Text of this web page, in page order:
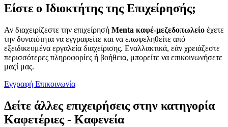
Είστε ο Ιδιοκτήτης της Επιχείρησής;
Αν διαχειρίζεστε την επιχείρησή Menta καφέ-μεζεδοπωλείο έχετε
την δυνατότητα να εγγραφείτε και να επωφεληθείτε από
εξειδικευμένα εργαλεία διαχείρισης. Εναλλακτικά, εάν χρειάζεστε
περισσότερες πληροφορίες ή βοήθεια, μπορείτε να επικοινωνήσετε
μαζί μας.
Εγγραφή Επικοινωνία
Δείτε άλλες επιχειρήσεις στην κατηγορία
Καφετέριες - Καφενεία